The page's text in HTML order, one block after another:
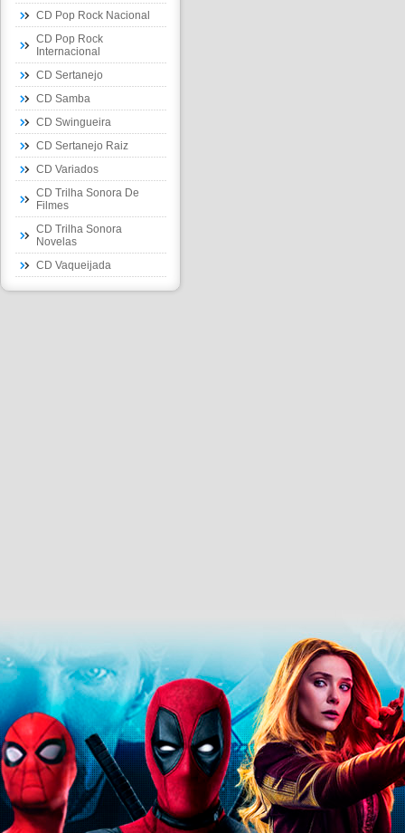
CD Pop Rock Nacional
CD Pop Rock
Internacional
CD Sertanejo
CD Samba
CD Swingueira
CD Sertanejo Raiz
CD Variados
CD Trilha Sonora De
Filmes
CD Trilha Sonora
Novelas
CD Vaqueijada